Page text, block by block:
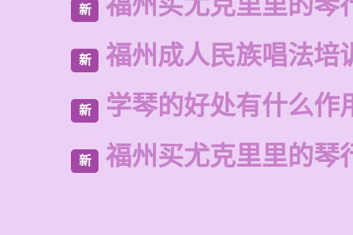
新
新 福州成人民族唱法培
新 学琴的好处有什么作
新 福州买尤克里里的琴